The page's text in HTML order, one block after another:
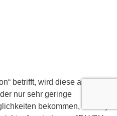
betrifft, wird diese auf
nur sehr geringe
bekommen, da sie ja